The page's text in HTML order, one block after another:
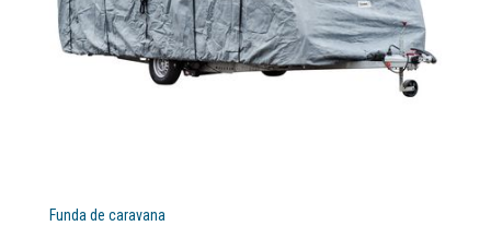
Funda de caravana